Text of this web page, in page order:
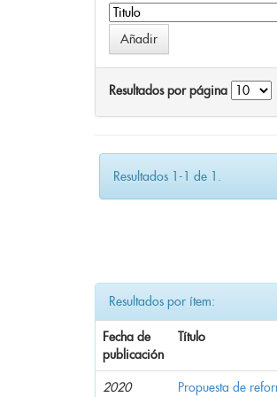
Resultados por página
Resultados 1-1 de 1.
Resultados por ítem:
Fecha de
publicación
Título
2020 Propuesta de